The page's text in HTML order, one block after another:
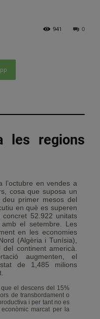
0
941
les regions
l’octubre en vendes a
cosa que suposa un
primer mesos del
en què es superen
concret 52.922 unitats
el setembre. Les
en les economies
(Algèria i Tunísia),
continent americà.
augmenten, el
de 1,485 milions
el descens del 15%
de transbordament o
i per tant no es
marcat per la